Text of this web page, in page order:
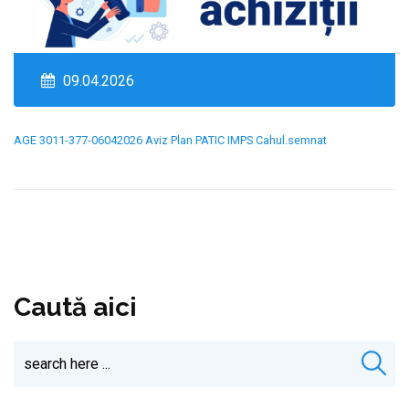
09.04.2026
AGE 3011-377-06042026 Aviz Plan PATIC IMPS Cahul.semnat
Caută aici